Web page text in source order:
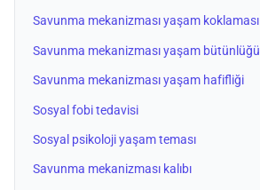
Savunma mekanizması yaşam koklaması
Savunma mekanizması yaşam bütünlüğü
Savunma mekanizması yaşam hafifliği
Sosyal fobi tedavisi
Sosyal psikoloji yaşam teması
Savunma mekanizması kalıbı